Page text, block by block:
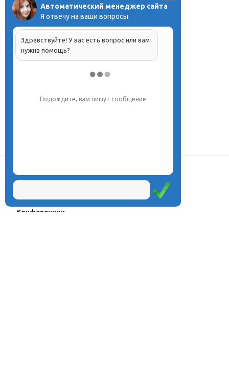
Проекты
Олимпиады
Конферeнции
Автоматический менеджер сайта
Я отвечу на ваши вопросы.
Здравствуйте! У вас есть вопрос или вам
нужна помощь?
Напишите, что вас интересует, и мы вам